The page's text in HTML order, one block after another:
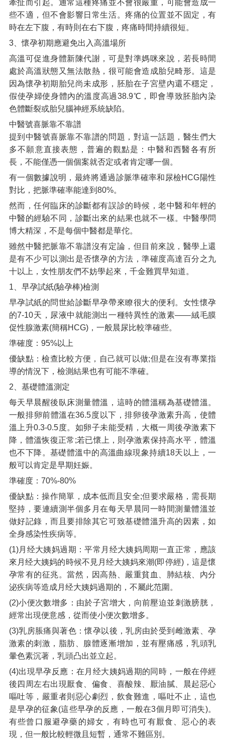
牽扯而引起。通常這種疼痛並不會很嚴重，可能會造成一
些不適，但不會影響日常生活。疼痛的位置並不固定，有
時在左下腹，有時則在右下腹，疼痛時間持續很短。
3、懷孕初期應避免出入高溫場所
高溫可促進身體新陳代謝，可是對準媽咪來說，若長時間
處於高溫狀態又無法散熱，很可能會造成胎兒畸形。這是
因為懷孕初期胎兒尚未成形，胚胎在子宮壁內還不穩定，
假使孕婦使身體內的溫度高過38.9℃，即會導致胚胎內染
色體斷裂或胎兒腦神經系統缺陷。
中醫號喜脈靠不靠譜
提到中醫號喜脈靠不靠譜的問題，對這一話題，醫生們大
多不願意直接表態，普遍的觀點是：中醫和西醫各有所
長，不能僅憑一個個案就否定或者肯定哪一個。
有一個數據說明，最終將通過診脈準確率和尿檢HCG陽性
對比，把脈準確率能達到80%。
然而，任何臨床的診斷都有誤診的時候，老中醫和年輕的
中醫的經驗不同，診斷出來的結果也就不一樣。中醫學問
博大精深，不是每個中醫都是華佗。
雖然中醫把脈靠不靠譜沒有定論，但目前來說，醫學上還
是有不少可以測出是否懷孕的方法，準確度高達百分之九
十以上，女性朋友們不妨學起來，千金難買早知道。
1、早孕試紙(驗孕棒)檢測
早孕試紙的問世給診斷早孕帶來瞭很大的便利。女性懷孕
的7-10天，尿液中就能測出一種特異性的激素——絨毛膜
促性腺激素(簡稱HCG)，一般晨尿比較準確些。
準確度：95%以上
優缺點：檢查比較方便，自己就可以做;但是在沒有專業指
導的情況下，檢測結果也有可能不準確。
2、基礎體溫測定
每天早晨醒後臥床測量體溫，這時的體溫稱為基礎體溫。
一般排卵前體溫在36.5度以下，排卵後孕激素升高，使體
溫上升0.3-0.5度。如卵子未能受精，大概一周後孕激素下
降，體溫恢復正常;若已懷上，則孕激素保持高水平，體溫
也不下降。基礎體溫中的高溫曲線現象持續18天以上，一
般可以肯定是早期妊娠。
準確度：70%-80%
優缺點：操作簡單，成本低而且安全;但要求嚴格，需長期
堅持，要連續測半個多月在每天早晨同一時間測量體溫並
做好記錄，而且要排除其它可致基礎體溫升高的因素，如
全身感染性疾病等。
(1)月经大姨妈過期：平常月经大姨妈周期一直正常，應該
來月经大姨妈的時候不見月经大姨妈來潮(即停經)，這是懷
孕常有的征兆。當然，因高熱、嚴重貧血、肺結核、內分
泌疾病等造成月经大姨妈過期的，不屬此范圍。
(2)小便次數增多：由於子宮增大，向前壓迫並刺激膀胱，
經常出現便意感，從而使小便次數增多。
(3)乳房脹痛與著色：懷孕以後，乳房由於受到雌激素、孕
激素的刺激，脂肪、腺體逐漸增加，並有壓痛感，乳頭乳
暈色素沉著，乳頭凸出並立起。
(4)出現早孕反應：在月经大姨妈過期的同時，一般在停經
後四周左右出現厭食、偏食、喜酸辣、厭油膩、晨起惡心
嘔吐等，嚴重者則惡心劇烈，飲食難進，嘔吐不止，這也
是早孕的征象(這些早孕的反應，一般在3個月即可消失)。
有些曾口服避孕藥的婦女，有時也可有厭食、惡心的表
現，但一般比較輕微且短暫，通常不難區別。